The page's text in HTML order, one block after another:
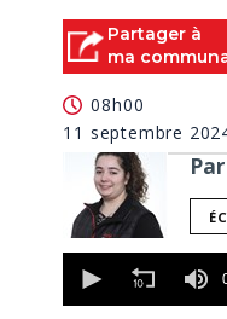
Partager à
ma
08h00
11 septembre
seconds